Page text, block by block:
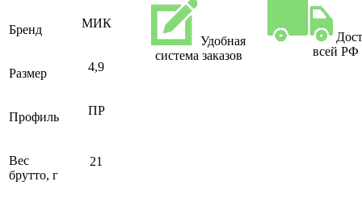
Бренд МИК
Размер 4,9
Профиль ПР
Вес
брутто, г
21
Удобная
система заказов
всей РФ